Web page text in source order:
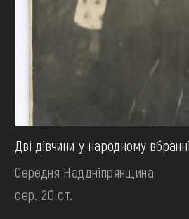
Дві дівчини у народному вбранні
Середня Наддніпрянщина
сер. 20 ст.